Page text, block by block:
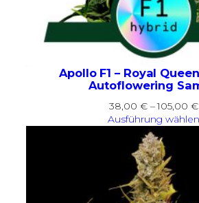
Apollo F1 – Royal
Autoflowering
38,00 € –105,00 €
Ausführung wählen